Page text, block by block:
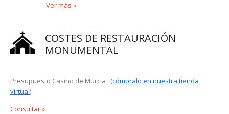
Ver más »
COSTES DE RESTAURACIÓN
MONUMENTAL
Presupuesto Casino de Murcia , (cómpralo en nuestra tienda
virtual)
Consultar»